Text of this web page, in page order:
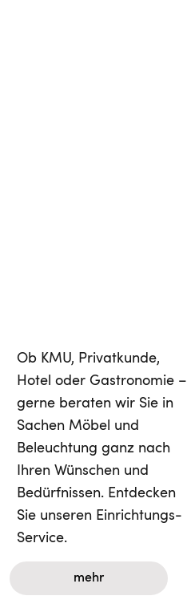
Ob KMU, Privatkunde,
Hotel oder Gastronomie –
gerne beraten wir Sie in
Sachen Möbel und
Beleuchtung ganz nach
Ihren Wünschen und
Bedürfnissen. Entdecken
Sie unseren Einrichtungs-
Service.
mehr